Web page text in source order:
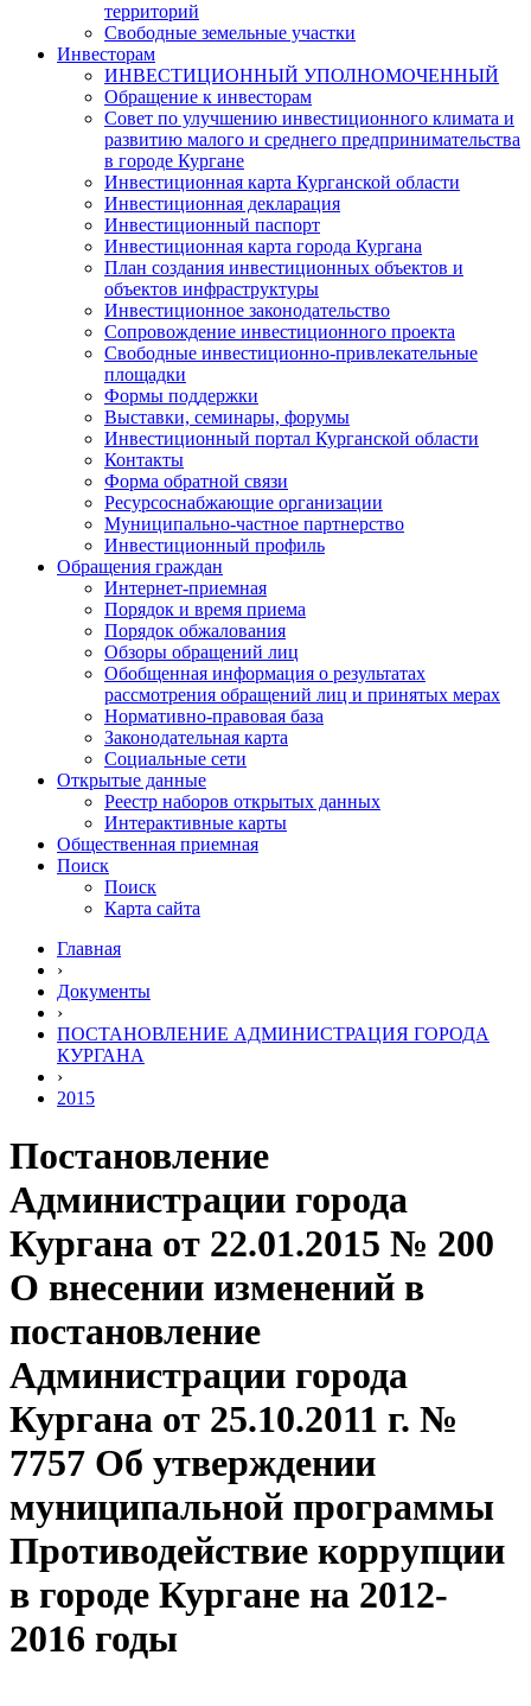
территорий
Свободные земельные участки
Инвесторам
ИНВЕСТИЦИОННЫЙ УПОЛНОМОЧЕННЫЙ
Обращение к инвесторам
Совет по улучшению инвестиционного климата и
развитию малого и среднего предпринимательства
в городе Кургане
Инвестиционная карта Курганской области
Инвестиционная декларация
Инвестиционный паспорт
Инвестиционная карта города Кургана
План создания инвестиционных объектов и
объектов инфраструктуры
Инвестиционное законодательство
Сопровождение инвестиционного проекта
Свободные инвестиционно-привлекательные
площадки
Формы поддержки
Выставки, семинары, форумы
Инвестиционный портал Курганской области
Контакты
Форма обратной связи
Ресурсоснабжающие организации
Муниципально-частное партнерство
Инвестиционный профиль
Обращения граждан
Интернет-приемная
Порядок и время приема
Порядок обжалования
Обзоры обращений лиц
Обобщенная информация о результатах
рассмотрения обращений лиц и принятых мерах
Нормативно-правовая база
Законодательная карта
Социальные сети
Открытые данные
Реестр наборов открытых данных
Интерактивные карты
Общественная приемная
Поиск
Поиск
Карта сайта
Главная
›
Документы
›
ПОСТАНОВЛЕНИЕ АДМИНИСТРАЦИЯ ГОРОДА
КУРГАНА
›
2015
Постановление
Администрации города
Кургана от 22.01.2015 № 200
О внесении изменений в
постановление
Администрации города
Кургана от 25.10.2011 г. №
7757 Об утверждении
муниципальной программы
Противодействие коррупции
в городе Кургане на 2012-
2016 годы